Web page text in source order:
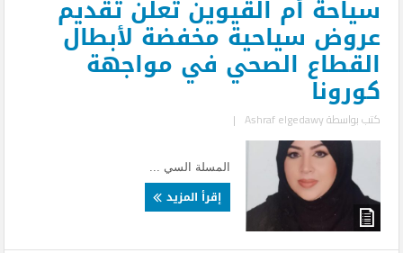
سياحة أم القيوين تعلن تقديم
عروض سياحية مخفضة لأبطال
القطاع الصحي في مواجهة
كورونا
كتب بواسطةAshraf elgedawy
|
المسلة السي ...
إقرأ المزيد